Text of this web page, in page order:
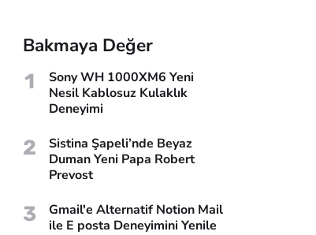
Bakmaya Değer
1
Sony WH 1000XM6 Yeni
Nesil Kablosuz Kulaklık
Deneyimi
2
Sistina Şapeli’nde Beyaz
Duman Yeni Papa Robert
Prevost
3
Gmail'e Alternatif Notion Mail
ile E posta Deneyimini Yenile